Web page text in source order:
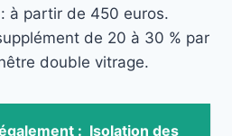
: à partir de 450 euros.
de 20 à 30 % par
double vitrage.
: Isolation des